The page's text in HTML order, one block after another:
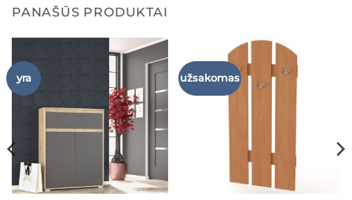
PANAŠŪS PRODUKTAI
yra užsakomas